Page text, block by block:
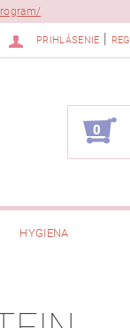
PRIHLÁSENIE
0
HYGIENA